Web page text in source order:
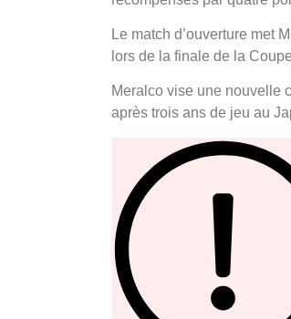
Le match d’ouverture met
lors de la finale de la
Meralco vise une nouvelle
après trois ans de jeu au